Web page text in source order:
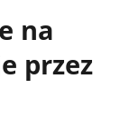
na
przez